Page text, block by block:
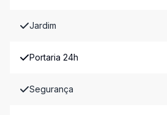
Jardim
Portaria 24h
Segurança